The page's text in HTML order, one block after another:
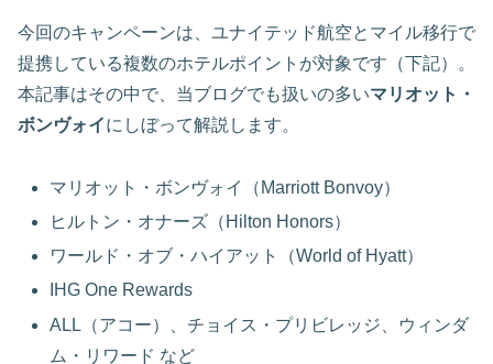
今回のキャンペーンは、ユナイテッド航空とマイル移行で
提携している複数のホテルポイントが対象です（下記）。
本記事はその中で、当ブログでも扱いの多いマリオット・
ボンヴォイにしぼって解説します。
マリオット・ボンヴォイ（Marriott Bonvoy）
ヒルトン・オナーズ（Hilton Honors）
ワールド・オブ・ハイアット（World of Hyatt）
IHG One Rewards
ALL（アコー）、チョイス・プリビレッジ、ウィンダ
ム・リワード など